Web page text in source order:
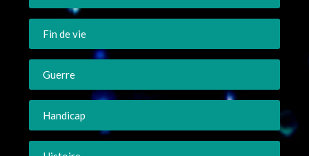
Fin de vie
Guerre
Handicap